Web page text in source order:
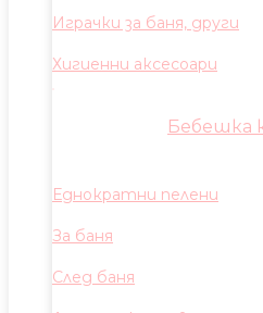
Играчки за баня, други
Хигиенни аксесоари
Бебешка
Еднократни пелени
За баня
След баня